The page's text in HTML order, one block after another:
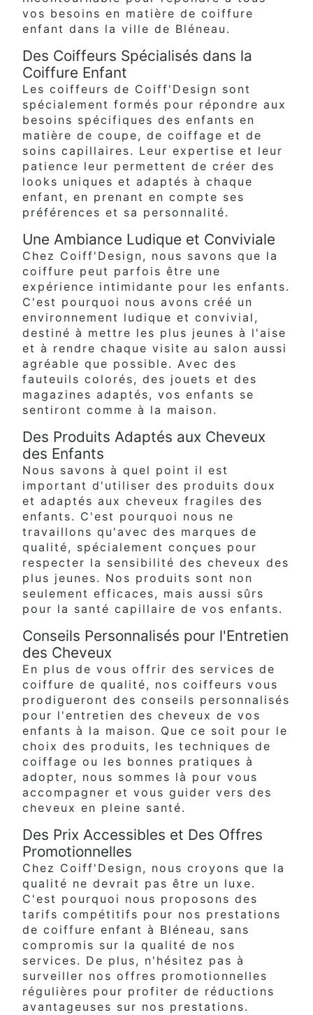
vos besoins en matière de coiffure
enfant dans la ville de Bléneau.
Des Coiffeurs Spécialisés dans la
Coiffure Enfant
Les coiffeurs de Coiff'Design sont
spécialement formés pour répondre aux
besoins spécifiques des enfants en
matière de coupe, de coiffage et de
soins capillaires. Leur expertise et leur
patience leur permettent de créer des
looks uniques et adaptés à chaque
enfant, en prenant en compte ses
préférences et sa personnalité.
Une Ambiance Ludique et Conviviale
Chez Coiff'Design, nous savons que la
coiffure peut parfois être une
expérience intimidante pour les enfants.
C'est pourquoi nous avons créé un
environnement ludique et convivial,
destiné à mettre les plus jeunes à l'aise
et à rendre chaque visite au salon aussi
agréable que possible. Avec des
fauteuils colorés, des jouets et des
magazines adaptés, vos enfants se
sentiront comme à la maison.
Des Produits Adaptés aux Cheveux
des Enfants
Nous savons à quel point il est
important d'utiliser des produits doux
et adaptés aux cheveux fragiles des
enfants. C'est pourquoi nous ne
travaillons qu'avec des marques de
qualité, spécialement conçues pour
respecter la sensibilité des cheveux des
plus jeunes. Nos produits sont non
seulement efficaces, mais aussi sûrs
pour la santé capillaire de vos enfants.
Conseils Personnalisés pour l'Entretien
des Cheveux
En plus de vous offrir des services de
coiffure de qualité, nos coiffeurs vous
prodigueront des conseils personnalisés
pour l'entretien des cheveux de vos
enfants à la maison. Que ce soit pour le
choix des produits, les techniques de
coiffage ou les bonnes pratiques à
adopter, nous sommes là pour vous
accompagner et vous guider vers des
cheveux en pleine santé.
Des Prix Accessibles et Des Offres
Promotionnelles
Chez Coiff'Design, nous croyons que la
qualité ne devrait pas être un luxe.
C'est pourquoi nous proposons des
tarifs compétitifs pour nos prestations
de coiffure enfant à Bléneau, sans
compromis sur la qualité de nos
services. De plus, n'hésitez pas à
surveiller nos offres promotionnelles
régulières pour profiter de réductions
avantageuses sur nos prestations.